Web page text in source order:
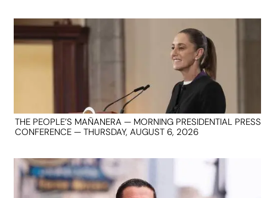
THE PEOPLE’S MAÑANERA — MORNING PRESIDENTIAL PRESS
CONFERENCE — THURSDAY, AUGUST 6, 2026